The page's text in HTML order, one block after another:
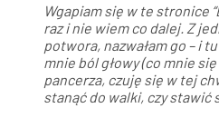
Wgapiam się w te stronice
raz i nie wiem co dalej. Z
potwora, nazwałam go – i
mnie ból głowy (co mnie
pancerza, czuję się w tej
stanąć do walki, czy stawić